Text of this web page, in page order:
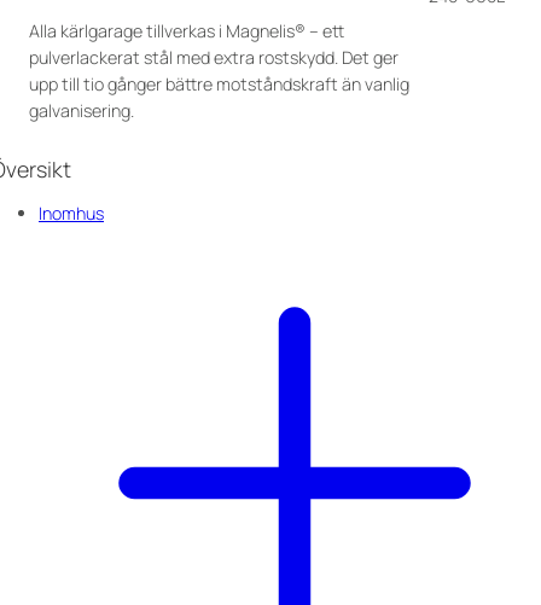
Alla kärlgarage tillverkas i Magnelis® – ett
pulverlackerat stål med extra rostskydd. Det ger
upp till tio gånger bättre motståndskraft än vanlig
galvanisering.
Inomhus